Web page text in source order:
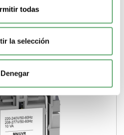
todas
la selección
Denegar
Comprar